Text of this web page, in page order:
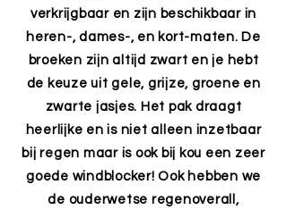
verkrijgbaar en zijn beschikbaar in
heren-, dames-, en kort-maten. De
broeken zijn altijd zwart en je hebt
de keuze uit gele, grijze, groene en
zwarte jasjes. Het pak draagt
heerlijke en is niet alleen inzetbaar
bij regen maar is ook bij kou een zeer
goede windblocker! Ook hebben we
de ouderwetse regenoverall,